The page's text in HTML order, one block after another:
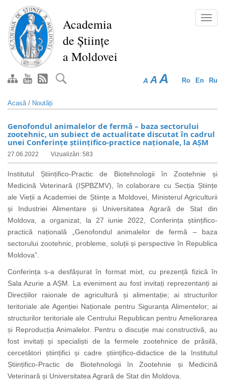
conţinutul
principal
Academia
de Științe
a Moldovei
Ro En Ru
A A A
Acasă/ Noutăți
Genofondul animalelor de fermă – baza sectorului
zootehnic, un subiect de actualitate discutat în cadrul
unei Conferințe științifico-practice naționale, la AȘM
27.06.2022 Vizualizări: 583
Institutul Științifico-Practic de Biotehnologii în Zootehnie și
Medicină Veterinară (IȘPBZMV), în colaborare cu Secția Științe
ale Vieții a Academiei de Științe a Moldovei, Ministerul Agriculturii
și Industriei Alimentare și Universitatea Agrară de Stat din
Moldova, a organizat, la 27 iunie 2022, Conferința științifico-
practică națională „Genofondul animalelor de fermă – baza
sectorului zootehnic, probleme, soluții și perspective în Republica
Moldova”.
Conferința s-a desfășurat în format mixt, cu prezență fizică în
Sala Azurie a AȘM. La eveniment au fost invitați reprezentanți ai
Direcțiilor raionale de agricultură și alimentație; ai structurilor
teritoriale ale Agenției Naționale pentru Siguranța Alimentelor; ai
structurilor teritoriale ale Centrului Republican pentru Ameliorarea
și Reproducția Animalelor. Pentru o discuție mai constructivă, au
fost invitați și specialiști de la fermele zootehnice de prăsilă,
cercetători științifici și cadre științifico-didactice de la Institutul
Științifico-Practic de Biotehnologii în Zootehnie și Medicină
Veterinară și Universitatea Agrară de Stat din Moldova.